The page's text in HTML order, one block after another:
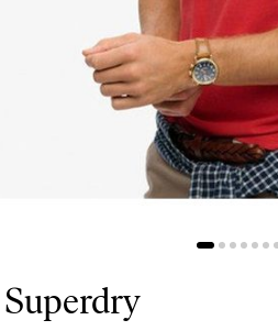
Superdry